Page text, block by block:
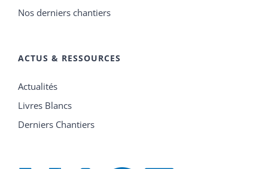
Nos derniers chantiers
ACTUS & RESSOURCES
Actualités
Livres Blancs
Derniers Chantiers